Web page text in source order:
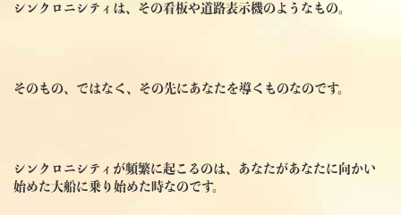
シンクロニシティは、その看板や道路表示機のようなもの。
そのもの、ではなく、その先にあなたを導くものなのです。
シンクロニシティが頻繁に起こるのは、あなたがあなたに向かい
始めた大船に乗り始めた時なのです。